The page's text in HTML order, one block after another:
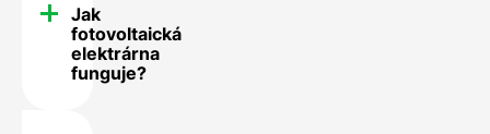
Jak
fotovoltaická
elektrárna
funguje?